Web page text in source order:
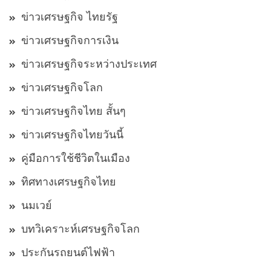
ข่าวเศรษฐกิจ ไทยรัฐ
ข่าวเศรษฐกิจการเงิน
ข่าวเศรษฐกิจระหว่างประเทศ
ข่าวเศรษฐกิจโลก
ข่าวเศรษฐกิจไทย สั้นๆ
ข่าวเศรษฐกิจไทยวันนี้
คู่มือการใช้ชีวิตในเมือง
ทิศทางเศรษฐกิจไทย
นมเวย์
บทวิเคราะห์เศรษฐกิจโลก
ประกันรถยนต์ไฟฟ้า